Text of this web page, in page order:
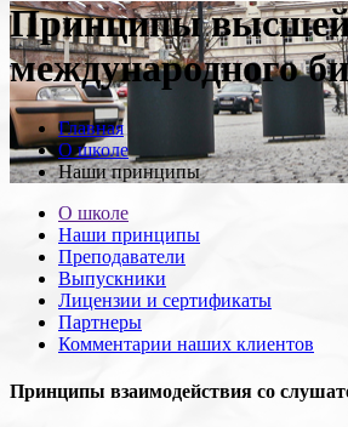
Принципы
международного
Главная
О школе
Наши принципы
О школе
Наши принципы
Преподаватели
Выпускники
Лицензии и cертификаты
Партнеры
Комментарии наших клиентов
Принципы взаимодействия со